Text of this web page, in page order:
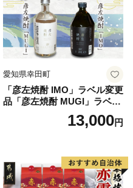
愛知県幸田町
「彦左焼酎 IMO」ラベル変更
品「彦左焼酎 MUGI」ラベル
変更品 飲み比べ セット 合計
2本 720ml×各1本 25度 焼酎
13,000円